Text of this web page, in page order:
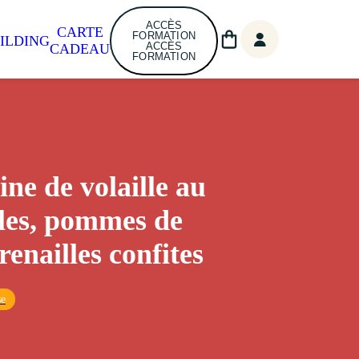
CARTE
CADEAU
ACCÈS
FORMATION
ACCÈS
FORMATION
de volaille au
pommes de
confites